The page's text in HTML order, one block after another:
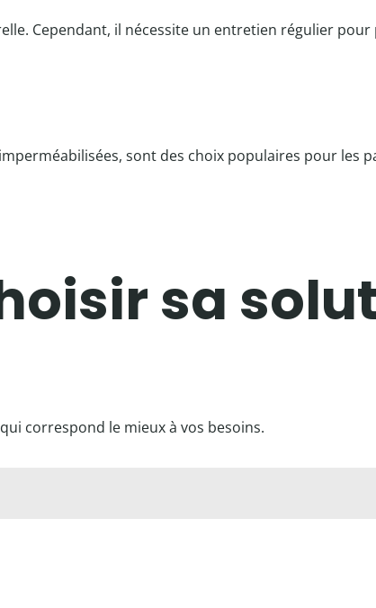
Cependant, il nécessite un entretien régulier pour
sont des choix populaires pour les
sa
correspond le mieux à vos besoins.